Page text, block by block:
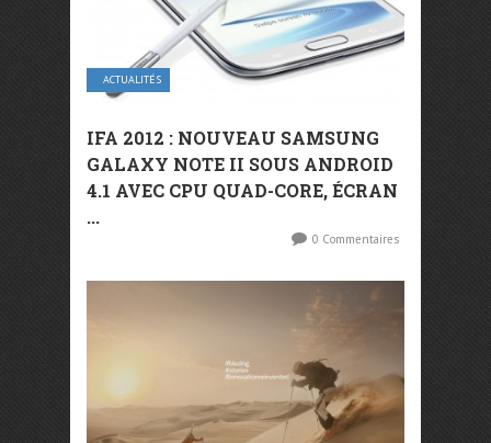
ACTUALITÉS
IFA 2012 : NOUVEAU SAMSUNG
GALAXY NOTE II SOUS ANDROID
4.1 AVEC CPU QUAD-CORE, ÉCRAN
...
0 Commentaires